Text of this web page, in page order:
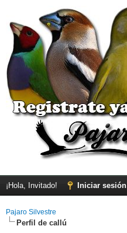
¡Hola, Invitado! Iniciar sesión
Pajaro Silvestre
Perfil de callú